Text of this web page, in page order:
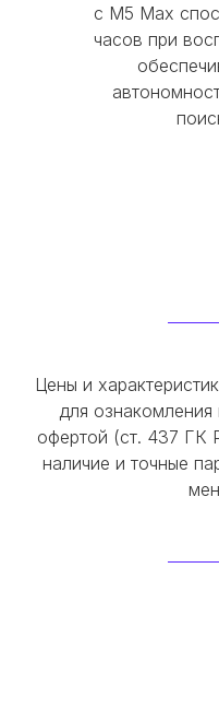
с M5 Max
часов при
Цены и
для
офертой (ст. 437 ГК
наличие и точные